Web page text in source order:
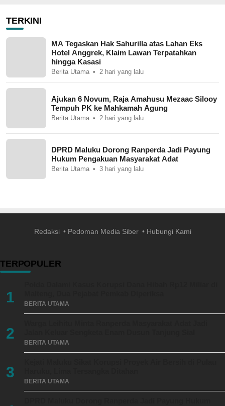
TERKINI
MA Tegaskan Hak Sahurilla atas Lahan Eks
Hotel Anggrek, Klaim Lawan Terpatahkan
hingga Kasasi
Berita Utama 2 hari yang lalu
Ajukan 6 Novum, Raja Amahusu Mezaac Silooy
Tempuh PK ke Mahkamah Agung
Berita Utama 2 hari yang lalu
DPRD Maluku Dorong Ranperda Jadi Payung
Hukum Pengakuan Masyarakat Adat
Berita Utama 3 hari yang lalu
Redaksi Pedoman Media Siber Hubungi Kami
TERPOPULER
1 BERITA UTAMA
2
BERITA UTAMA
3
BERITA UTAMA